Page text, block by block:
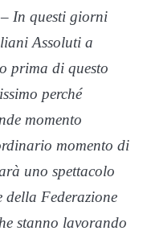
In questi giorni
Assoluti a
prima di questo
perché
momento
momento di
uno spettacolo
della Federazione
stanno lavorando